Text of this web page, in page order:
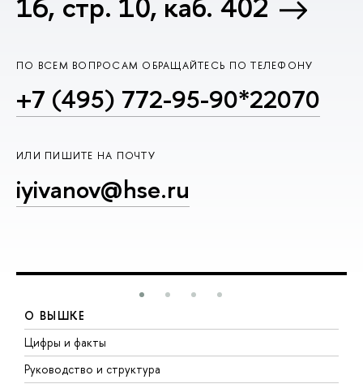
ПО ВСЕМ ВОПРОСАМ ОБРАЩАЙТЕСЬ ПО ТЕЛЕФОНУ
+7 (495) 772-95-90*22070
ИЛИ ПИШИТЕ НА ПОЧТУ
iyivanov@hse.ru
О ВЫШКЕ
Цифры и факты
Руководство и структура